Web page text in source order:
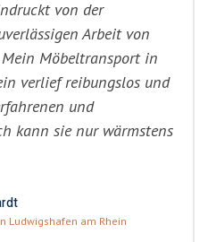
von der
Arbeit von
Möbeltransport in
verlief reibungslos und
und
kann sie nur wärmstens
Ludwigshafen am Rhein